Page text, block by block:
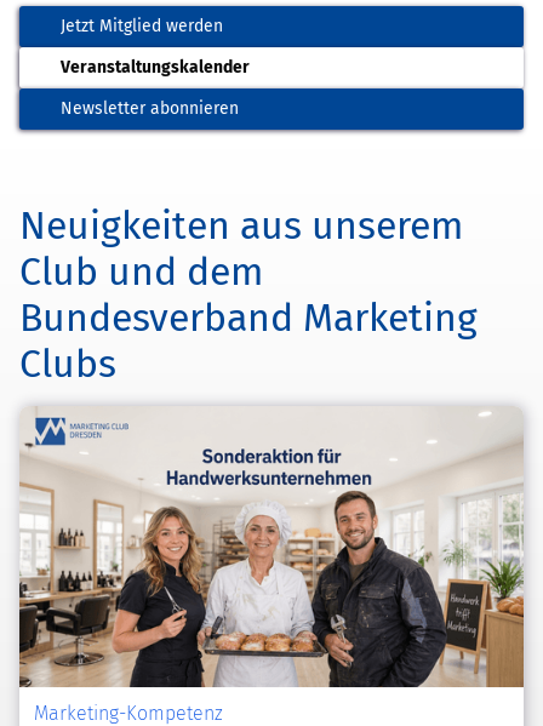
Wir sind die Dresdner
Marketing-Community
Jetzt Mitglied werden
Veranstaltungskalender
Newsletter abonnieren
Neuigkeiten aus unserem
Club und dem
Bundesverband Marketing
Clubs
Marketing-Kompetenz